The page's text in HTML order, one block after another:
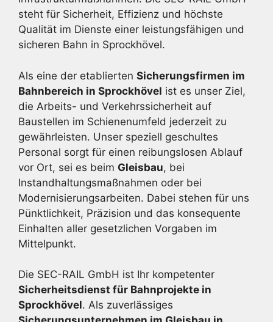
steht für Sicherheit, Effizienz und höchste
Qualität im Dienste einer leistungsfähigen und
sicheren Bahn in Sprockhövel.
Als eine der etablierten Sicherungsfirmen im
Bahnbereich in Sprockhövel ist es unser Ziel,
die Arbeits- und Verkehrssicherheit auf
Baustellen im Schienenumfeld jederzeit zu
gewährleisten. Unser speziell geschultes
Personal sorgt für einen reibungslosen Ablauf
vor Ort, sei es beim Gleisbau, bei
Instandhaltungsmaßnahmen oder bei
Modernisierungsarbeiten. Dabei stehen für uns
Pünktlichkeit, Präzision und das konsequente
Einhalten aller gesetzlichen Vorgaben im
Mittelpunkt.
Die SEC-RAIL GmbH ist Ihr kompetenter
Sicherheitsdienst für Bahnprojekte in
Sprockhövel. Als zuverlässiges